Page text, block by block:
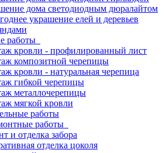
дома светодиодным дюралайтом
украшение елей и деревьев
работы
кровли - профилированный лист
композитной черепицы
кровли - натуральная черепица
гибкой черепицы
металлочерепицы
мягкой кровли
работы
работы
и отделка забора
отделка цоколя